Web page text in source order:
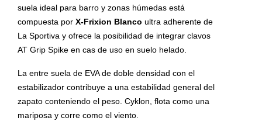
suela ideal para barro y zonas húmedas está
compuesta por X-Frixion Blanco ultra adherente de
La Sportiva y ofrece la posibilidad de integrar clavos
AT Grip Spike en cas de uso en suelo helado.
La entre suela de EVA de doble densidad con el
estabilizador contribuye a una estabilidad general del
zapato conteniendo el peso. Cyklon, flota como una
mariposa y corre como el viento.